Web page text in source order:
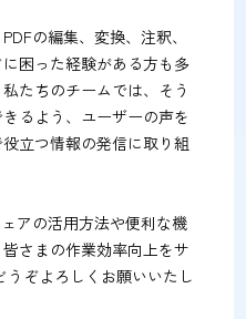
の編集、変換、注釈、
困った経験がある方も多
たちのチームでは、そう
るよう、ユーザーの声を
立つ情報の発信に取り組
アの活用方法や便利な機
さまの作業効率向上をサ
ぞよろしくお願いいたし